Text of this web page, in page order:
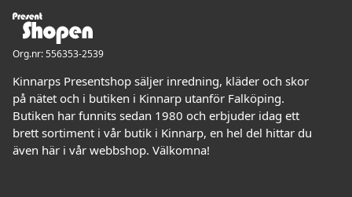
Org.nr: 556353-2539
Kinnarps Presentshop säljer inredning, kläder och skor
på nätet och i butiken i Kinnarp utanför Falköping.
Butiken har funnits sedan 1980 och erbjuder idag ett
brett sortiment i vår butik i Kinnarp, en hel del hittar du
även här i vår webbshop. Välkomna!